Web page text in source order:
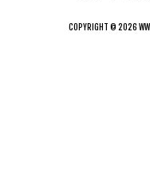
COPYRIGHT © 2026